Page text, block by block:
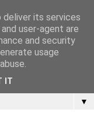
▼
its services
user-agent are
and security
usage
IT